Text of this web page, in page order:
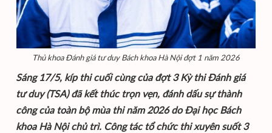
Thủ khoa Đánh giá tư duy Bách khoa Hà Nội đợt 1 năm 2026
Sáng 17/5, kíp thi cuối cùng của đợt 3 Kỳ thi Đánh giá
tư duy (TSA) đã kết thúc trọn vẹn, đánh dấu sự thành
công của toàn bộ mùa thi năm 2026 do Đại học Bách
khoa Hà Nội chủ trì. Công tác tổ chức thi xuyên suốt 3